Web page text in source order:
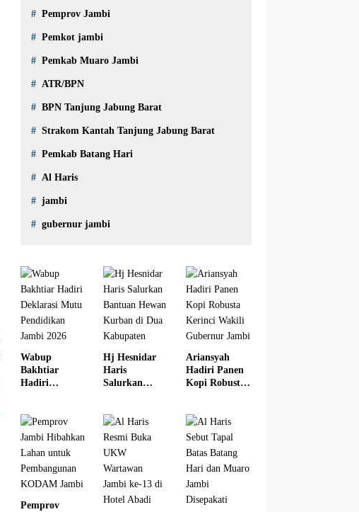
Pemprov Jambi
Pemkot jambi
Pemkab Muaro Jambi
ATR/BPN
BPN Tanjung Jabung Barat
Strakom Kantah Tanjung Jabung Barat
Pemkab Batang Hari
Al Haris
jambi
gubernur jambi
Wabup
Bakhtiar
Hadiri
Pendidikan
Jambi 2026
Hj Hesnidar
Haris
Salurkan
Kurban di
Dua
Kabupaten
Ariansyah
Hadiri Panen
Kopi Robusta
Jambi
Pemprov